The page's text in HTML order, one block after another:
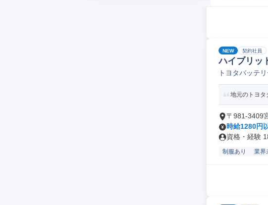
NEW 契約社員
ハイブリッ
トヨタバッテ
地元のトヨタ
〒981-3409
時給1280円
資格・経験
制服あり 業界